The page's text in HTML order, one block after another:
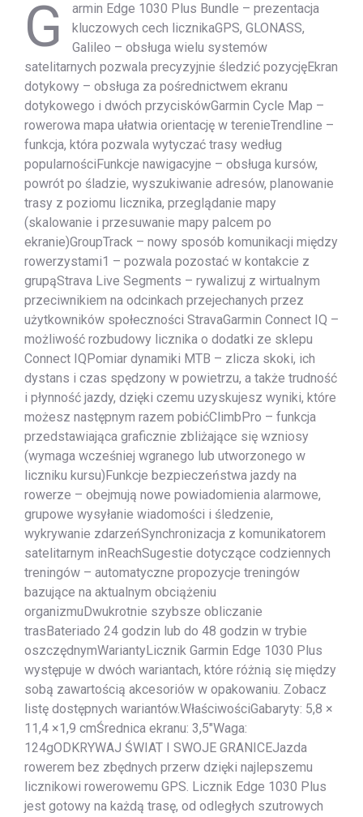
G
armin Edge 1030 Plus Bundle – prezentacja
kluczowych cech licznikaGPS, GLONASS,
Galileo – obsługa wielu systemów
satelitarnych pozwala precyzyjnie śledzić pozycjęEkran
dotykowy – obsługa za pośrednictwem ekranu
dotykowego i dwóch przyciskówGarmin Cycle Map –
rowerowa mapa ułatwia orientację w terenieTrendline –
funkcja, która pozwala wytyczać trasy według
popularnościFunkcje nawigacyjne – obsługa kursów,
powrót po śladzie, wyszukiwanie adresów, planowanie
trasy z poziomu licznika, przeglądanie mapy
(skalowanie i przesuwanie mapy palcem po
ekranie)GroupTrack – nowy sposób komunikacji między
rowerzystami1 – pozwala pozostać w kontakcie z
grupąStrava Live Segments – rywalizuj z wirtualnym
przeciwnikiem na odcinkach przejechanych przez
użytkowników społeczności StravaGarmin Connect IQ –
możliwość rozbudowy licznika o dodatki ze sklepu
Connect IQPomiar dynamiki MTB – zlicza skoki, ich
dystans i czas spędzony w powietrzu, a także trudność
i płynność jazdy, dzięki czemu uzyskujesz wyniki, które
możesz następnym razem pobićClimbPro – funkcja
przedstawiająca graficznie zbliżające się wzniosy
(wymaga wcześniej wgranego lub utworzonego w
liczniku kursu)Funkcje bezpieczeństwa jazdy na
rowerze – obejmują nowe powiadomienia alarmowe,
grupowe wysyłanie wiadomości i śledzenie,
wykrywanie zdarzeńSynchronizacja z komunikatorem
satelitarnym inReachSugestie dotyczące codziennych
treningów – automatyczne propozycje treningów
bazujące na aktualnym obciążeniu
organizmuDwukrotnie szybsze obliczanie
trasBateriado 24 godzin lub do 48 godzin w trybie
oszczędnymWariantyLicznik Garmin Edge 1030 Plus
występuje w dwóch wariantach, które różnią się między
sobą zawartością akcesoriów w opakowaniu. Zobacz
listę dostępnych wariantów.WłaściwościGabaryty: 5,8 ×
11,4 ×1,9 cmŚrednica ekranu: 3,5″Waga:
124gODKRYWAJ ŚWIAT I SWOJE GRANICEJazda
rowerem bez zbędnych przerw dzięki najlepszemu
licznikowi rowerowemu GPS. Licznik Edge 1030 Plus
jest gotowy na każdą trasę, od odległych szutrowych